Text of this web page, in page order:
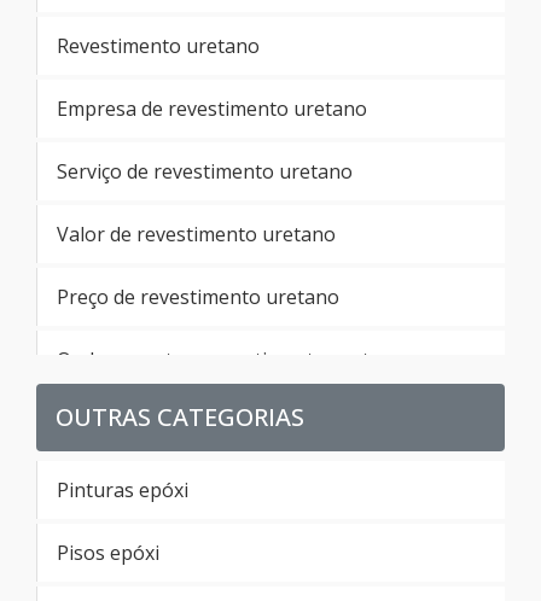
Revestimento uretano
Empresa de revestimento uretano
Serviço de revestimento uretano
Valor de revestimento uretano
Preço de revestimento uretano
Onde encontrar revestimento uretano
Revestimento poliuretano
Valor de revestimento poliuretano
Preço de revestimento poliuretano
OUTRAS CATEGORIAS
Pinturas epóxi
Pisos epóxi